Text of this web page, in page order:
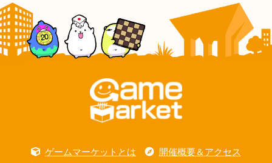
ゲームマーケットとは 開催概要＆アクセス